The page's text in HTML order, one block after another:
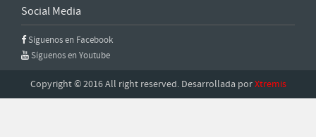
Social Media
Síguenos en Facebook
Síguenos en Youtube
Copyright © 2016 All right reserved. Desarrollada porXtremis